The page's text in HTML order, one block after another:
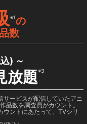
※1の
数
) ～
放題※3
サービスが配信していたアニ
品数を調査員がカウント。
ントにあたって、TVシリ